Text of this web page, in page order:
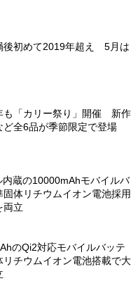
後初めて2019年超え 5月は
も「カリー祭り」開催 新作
ど全6品が季節限定で登場
蔵の10000mAhモバイルバ
体リチウムイオン電池採用
両立
のQi2対応モバイルバッテ
チウムイオン電池搭載で大